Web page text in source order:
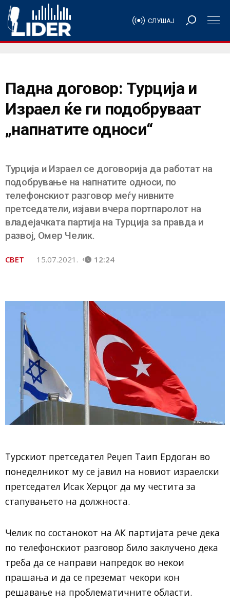
СЛУШАЈ
Падна договор: Турција и
Израел ќе ги подобруваат
„напнатите односи“
Турција и Израел се договорија да работат на
подобрување на напнатите односи, по
телефонскиот разговор меѓу нивните
претседатели, изјави вчера портпаролот на
владејачката партија на Турција за правда и
развој, Омер Челик.
СВЕТ 15.07.2021. 12:24
Турскиот претседател Реџеп Таип Ердоган во
понеделникот му се јавил на новиот израелски
претседател Исак Херцог да му честита за
стапувањето на должноста.
Челик по состанокот на АК партијата рече дека
по телефонскиот разговор било заклучено дека
треба да се направи напредок во некои
прашања и да се преземат чекори кон
решавање на проблематичните области.